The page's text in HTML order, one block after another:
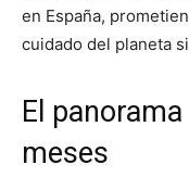
en España,
cuidado del planeta
El
meses